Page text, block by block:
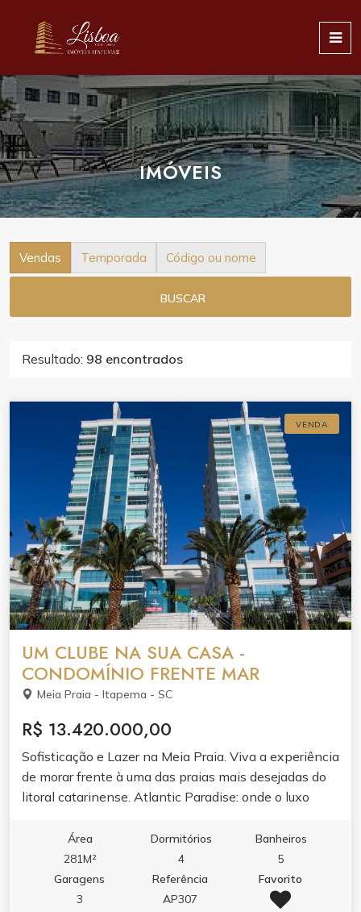
IMÓVEIS
Vendas Temporada Código ou nome
BUSCAR
Resultado: 98 encontrados
VENDA
UM CLUBE NA SUA CASA -
CONDOMÍNIO FRENTE MAR
Meia Praia - Itapema - SC
R$ 13.420.000,00
Sofisticação e Lazer na Meia Praia. Viva a experiência
de morar frente à uma das praias mais desejadas do
litoral catarinense. Atlantic Paradise: onde o luxo
Área
281M²
Dormitórios
4
Banheiros
5
Garagens
3
Referência
AP307
Favorito